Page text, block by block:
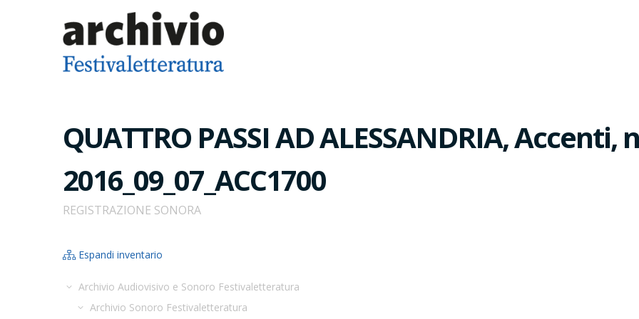
QUATTRO PASSI AD ALESSANDRIA, Accenti,
2016_09_07_ACC1700
REGISTRAZIONE SONORA
Espandi inventario
Archivio Audiovisivo e Sonoro Festivaletteratura
Archivio Sonoro Festivaletteratura